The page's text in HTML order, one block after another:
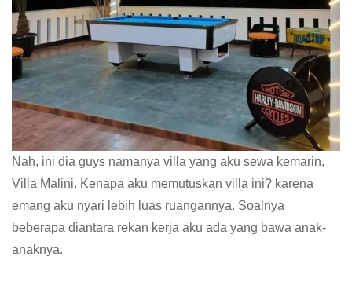
Nah, ini dia guys namanya villa yang aku sewa kemarin,
Villa Malini. Kenapa aku memutuskan villa ini? karena
emang aku nyari lebih luas ruangannya. Soalnya
beberapa diantara rekan kerja aku ada yang bawa anak-
anaknya.